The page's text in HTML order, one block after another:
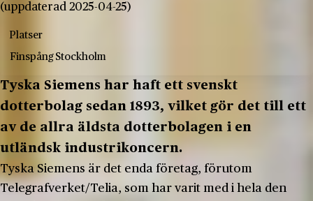
(uppdaterad 2025-04-25)
Platser
Finspång Stockholm
Tyska Siemens har haft ett svenskt
dotterbolag sedan 1893, vilket gör det till ett
av de allra äldsta dotterbolagen i en
utländsk industrikoncern.
Tyska Siemens är det enda företag, förutom
Telegrafverket/Telia, som har varit med i hela den